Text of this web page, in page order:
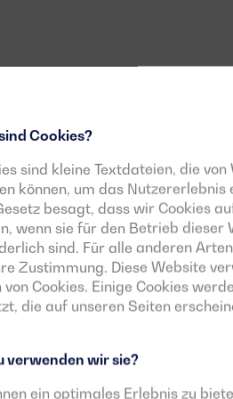
Cookies?
sind kleine Textdateien, die
können, um das Nutzererlebnis
besagt, dass wir Cookies
wenn sie für den Betrieb dieser
sind. Für alle anderen
Zustimmung. Diese Website
von Cookies. Einige Cookies
die auf unseren Seiten
verwenden wir sie?
ein optimales Erlebnis zu